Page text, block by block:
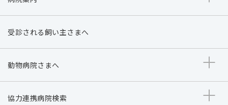
受診される飼い主さまへ
動物病院さまへ
協力連携病院検索